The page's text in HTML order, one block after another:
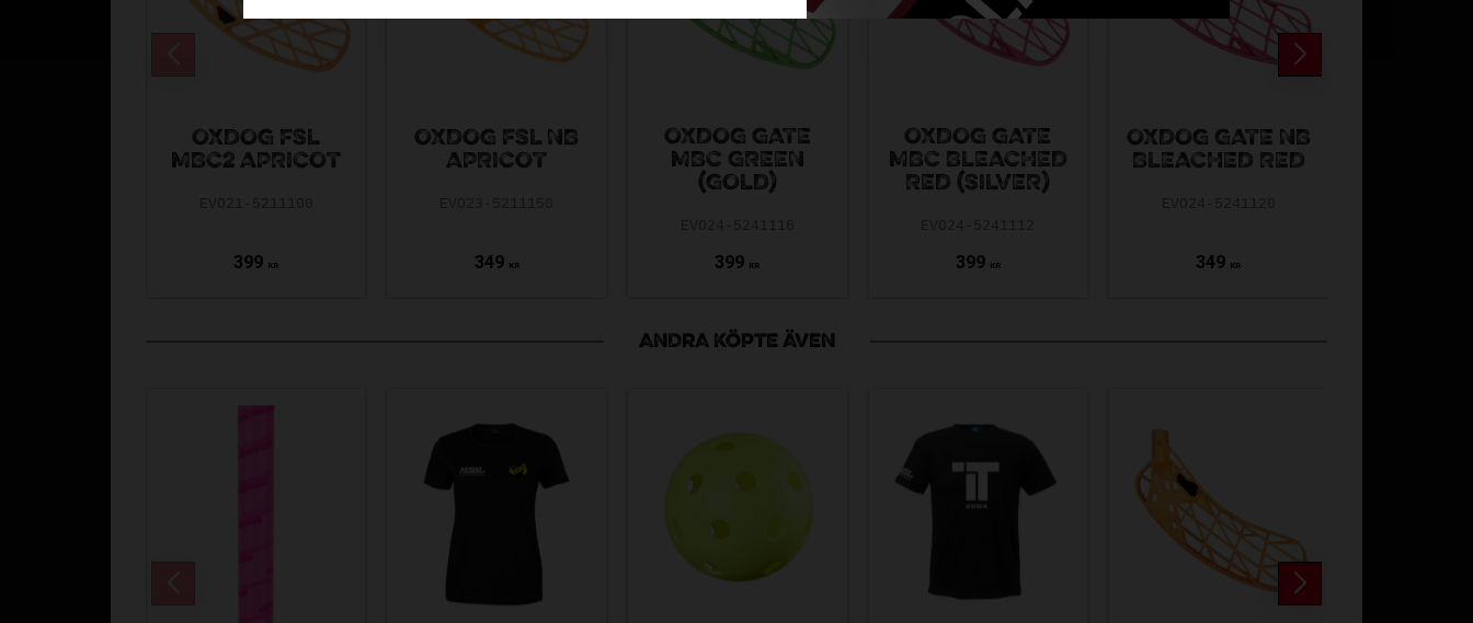
OXDOG FSL
MBC2 APRICOT
399 KR
OXDOG FSL NB
APRICOT
349 KR
OXDOG GATE
MBC GREEN
(GOLD)
399 KR
OXDOG GATE
MBC BLEACHED
RED (SILVER)
399 KR
OXDOG GATE NB
BLEACHED RED
349 KR
ANDRA KÖPTE ÄVEN